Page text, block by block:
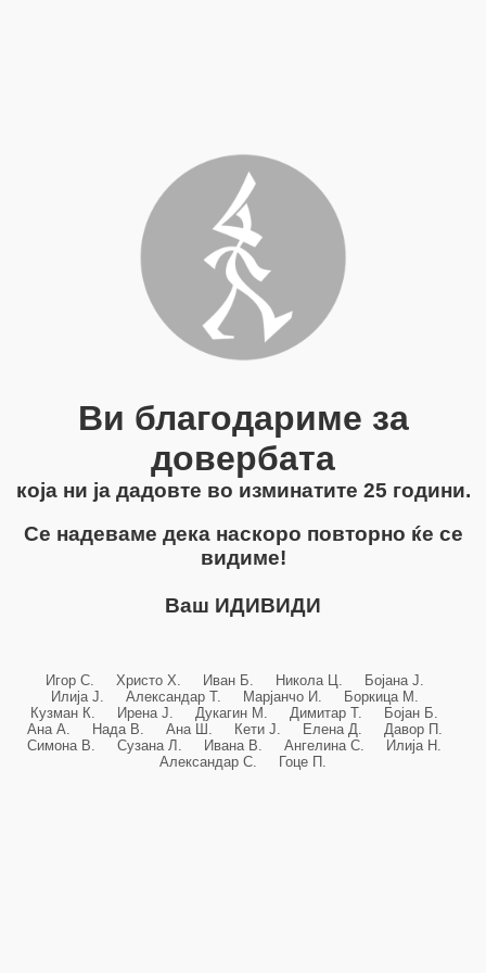
Ви благодариме за
довербата
која ни ја дадовте во изминатите 25 години.
Се надеваме дека наскоро повторно ќе се
видиме!
Ваш ИДИВИДИ
Игор С. Христо Х. Иван Б. Никола Ц. Бојана Ј.
Илија Ј. Александар Т. Марјанчо И. Боркица М.
Кузман К. Ирена Ј. Дукагин М. Димитар Т. Бојан Б.
Ана А. Нада В. Ана Ш. Кети Ј. Елена Д. Давор П.
Симона В. Сузана Л. Ивана В. Ангелина С. Илија Н.
Александар С. Гоце П.